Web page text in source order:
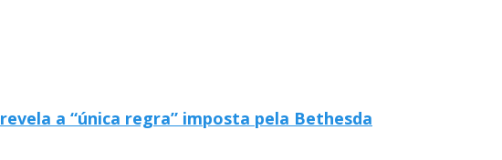
a “única regra” imposta pela Bethesda